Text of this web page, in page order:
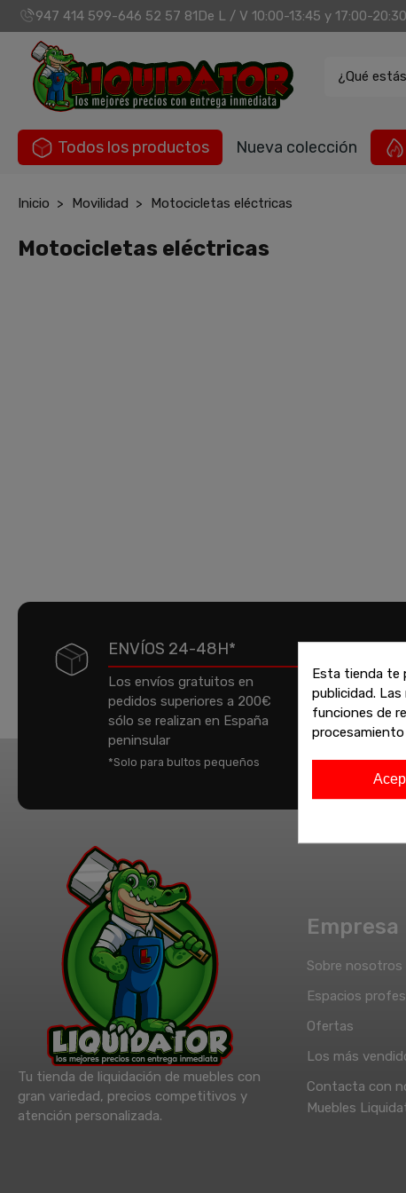
947 414 599-646 52 57 81De L / V 10:00-13:45 y 17:00-
¿Qué
Todos los productos Nueva colección
Inicio Movilidad Motocicletas eléctricas
Motocicletas eléctricas
ENVÍOS 24-48H*
Los envíos gratuitos en
pedidos superiores a 200€
sólo se realizan en España
peninsular
*Solo para bultos pequeños
a
Tu tienda de liquidación de muebles con
gran variedad, precios competitivos y
atención personalizada.
Empresa
Sobre nosotros
Espacios
Ofertas
Los más
Contacta con
Muebles
Esta tienda te
publicidad.
funciones de